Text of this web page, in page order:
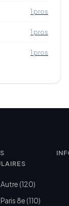
1 pros
1 pros
1 pros
Autre (120)
Paris 8e (110)